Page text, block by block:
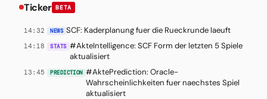
Ticker BETA
14:32 NEWS SCF: Kaderplanung fuer die Rueckrunde laeuft
14:18 STATS #AkteIntelligence: SCF Form der letzten 5 Spiele
aktualisiert
13:45 PREDICTION #AktePrediction: Oracle-
Wahrscheinlichkeiten fuer naechstes Spiel
aktualisiert